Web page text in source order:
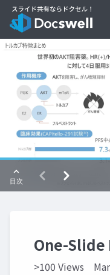
One-Slide
>100 Views